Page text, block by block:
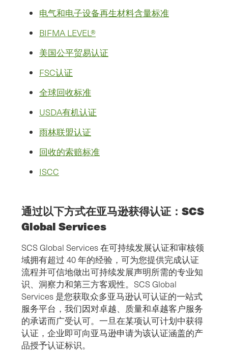
电气和电子设备再生材料含量标准
BIFMA LEVEL®
美国公平贸易认证
FSC认证
全球回收标准
USDA有机认证
雨林联盟认证
回收的索赔标准
ISCC
通过以下方式在亚马逊获得认证：SCS
Global Services
SCS Global Services 在可持续发展认证和审核领
域拥有超过 40 年的经验，可为您提供完成认证
流程并可信地做出可持续发展声明所需的专业知
识、洞察力和第三方客观性。SCS Global
Services 是您获取众多亚马逊认可认证的一站式
服务平台，我们因对卓越、质量和卓越客户服务
的承诺而广受认可。一旦在某项认可计划中获得
认证，企业即可向亚马逊申请为该认证涵盖的产
品授予认证标识。